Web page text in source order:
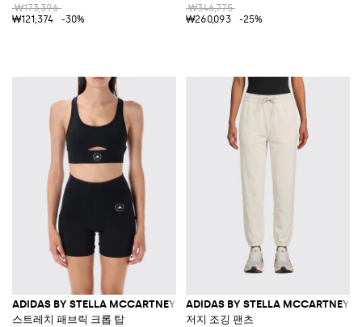
₩173,396
₩121,374
-30%
₩346,775
₩260,093
-25%
ADIDAS BY STELLA MCCARTNEY
스트레치 패브릭 크롭 탑
ADIDAS BY STELLA MCCARTNEY
저지 조깅 팬츠